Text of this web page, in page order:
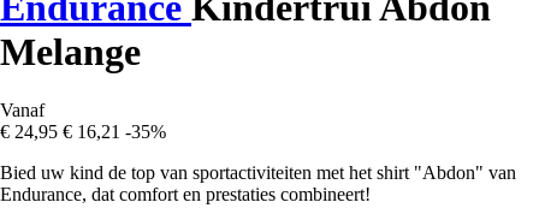
Melange
Vanaf
€ 24,95 € 16,21 -35%
Bied uw kind de top van sportactiviteiten met het shirt "Abdon" van
Endurance, dat comfort en prestaties combineert!